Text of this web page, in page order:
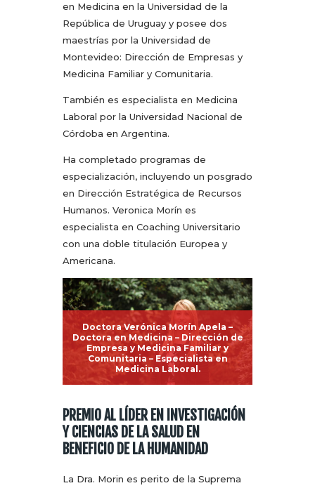
en Medicina en la Universidad de la
República de Uruguay y posee dos
maestrías por la Universidad de
Montevideo: Dirección de Empresas y
Medicina Familiar y Comunitaria.
También es especialista en Medicina
Laboral por la Universidad Nacional de
Córdoba en Argentina.
Ha completado programas de
especialización, incluyendo un posgrado
en Dirección Estratégica de Recursos
Humanos. Veronica Morín es
especialista en Coaching Universitario
con una doble titulación Europea y
Americana.
Doctora Verónica Morín Apela –
Doctora en Medicina – Dirección de
Empresa y Medicina Familiar y
Comunitaria – Especialista en
Medicina Laboral.
PREMIO AL LÍDER EN INVESTIGACIÓN
Y CIENCIAS DE LA SALUD EN
BENEFICIO DE LA HUMANIDAD
La Dra. Morin es perito de la Suprema